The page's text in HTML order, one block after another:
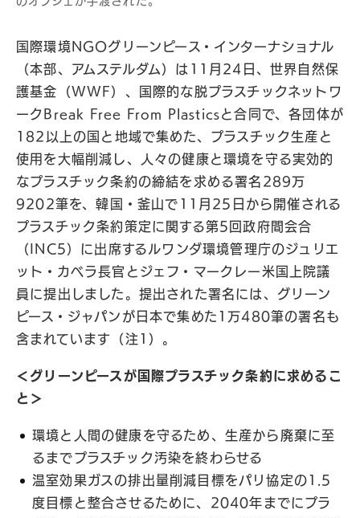
国際環境NGOグリーンピース・インターナショナル
（本部、アムステルダム）は11月24日、世界自然保
護基金（WWF）、国際的な脱プラスチックネットワ
ークBreak Free From Plasticsと合同で、各団体が
182以上の国と地域で集めた、プラスチック生産と
使用を大幅削減し、人々の健康と環境を守る実効的
なプラスチック条約の締結を求める署名289万
9202筆を、韓国・釜山で11月25日から開催される
プラスチック条約策定に関する第5回政府間会合
（INC5）に出席するルワンダ環境管理庁のジュリエ
ット・カベラ長官とジェフ・マークレー米国上院議
員に提出しました。提出された署名には、グリーン
ピース・ジャパンが日本で集めた1万480筆の署名も
含まれています（注1）。
＜グリーンピースが国際プラスチック条約に求めるこ
と＞
環境と人間の健康を守るため、生産から廃棄に至
るまでプラスチック汚染を終わらせる
温室効果ガスの排出量削減目標をパリ協定の1.5
度目標と整合させるために、2040年までにプラ